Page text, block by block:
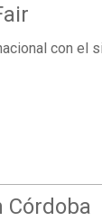
con el
Córdoba